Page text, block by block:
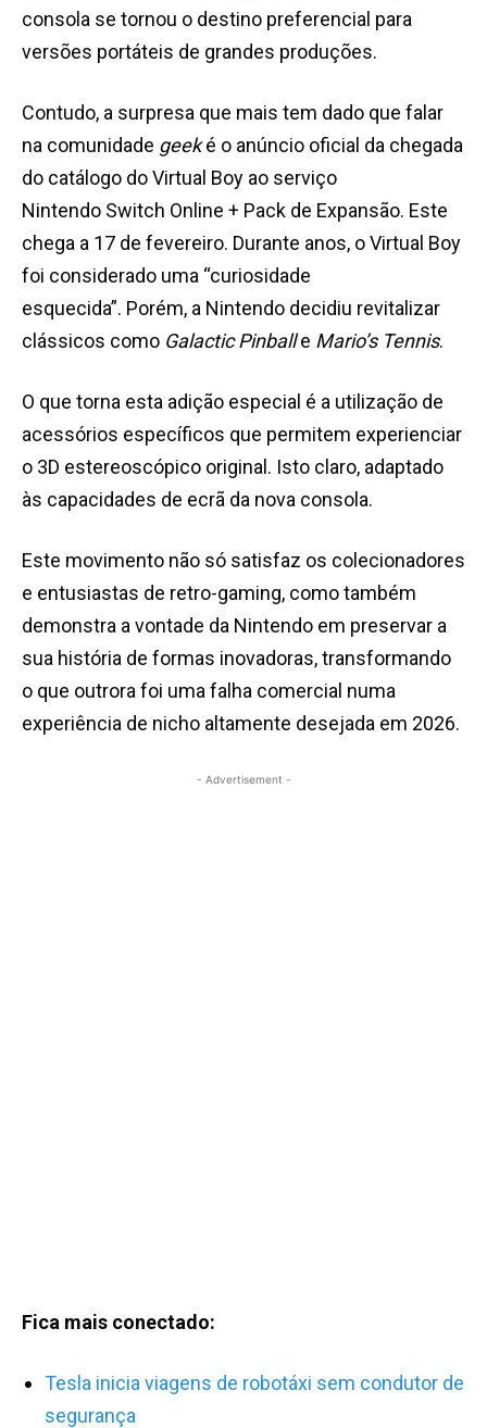
consola se tornou o destino preferencial para
versões portáteis de grandes produções.
Contudo, a surpresa que mais tem dado que falar
na comunidade geeké o anúncio oficial da chegada
do catálogo do Virtual Boy ao serviço
Nintendo Switch Online + Pack de Expansão. Este
chega a 17 de fevereiro. Durante anos, o Virtual Boy
foi considerado uma “curiosidade
esquecida”. Porém, a Nintendo decidiu revitalizar
clássicos como Galactic Pinballe Mario’s Tennis.
O que torna esta adição especial é a utilização de
acessórios específicos que permitem experienciar
o 3D estereoscópico original. Isto claro, adaptado
às capacidades de ecrã da nova consola.
Este movimento não só satisfaz os colecionadores
e entusiastas de retro-gaming, como também
demonstra a vontade da Nintendo em preservar a
sua história de formas inovadoras, transformando
o que outrora foi uma falha comercial numa
experiência de nicho altamente desejada em 2026.
- Advertisement -
Fica mais conectado:
Tesla inicia viagens de robotáxi sem condutor de
segurança